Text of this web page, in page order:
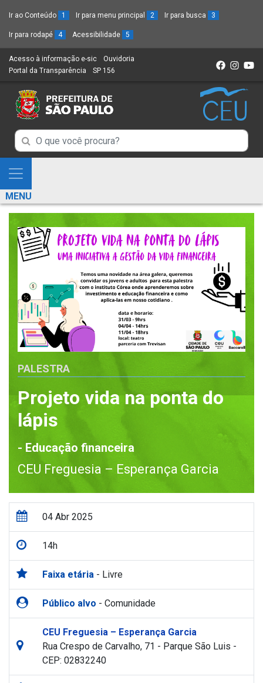
Ir ao Conteúdo 1 Ir para menu principal 2 Ir para busca 3
Ir para rodapé 4 Acessibilidade 5
Acesso à informação e-sic (Link
para
novo
sítio)
Ouvidoria
Portal da Transparência (Link
um
novo
SP 156
Campo
de
Busca
de
informações
Campo
de
de
informações
Mostra
e
Esconde
Menu
MENU
PALESTRA
Projeto vida na ponta do
lápis
- Educação financeira
CEU Freguesia – Esperança Garcia
04 Abr 2025
14h
Faixa etária - Livre
Público alvo - Comunidade
CEU Freguesia – Esperança Garcia
Rua Crespo de Carvalho, 71 - Parque São Luis -
CEP: 02832240